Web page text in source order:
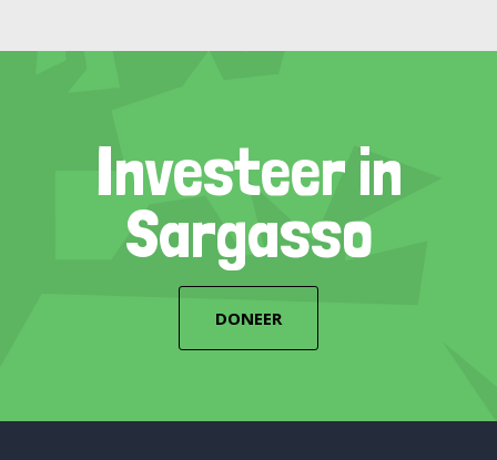
Investeer in
Sargasso
DONEER